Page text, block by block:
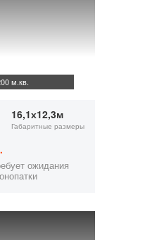
м.кв.
16,1х12,3м
Габаритные размеры
ожидания